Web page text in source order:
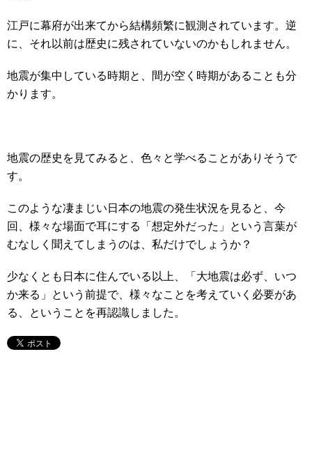
江戸に幕府が出来てから結構頻繁に観測されています。逆
に、それ以前は歴史に残されていないのかもしれません。
地震が集中している時期と、間が空く時期があることも分
かります。
地震の歴史を見てみると、色々と学べることがありそうで
す。
このような凄まじい日本の地震の発生状況を見ると、今
回、様々な場面で耳にする「想定外だった」という言葉が
むなしく聞えてしまうのは、私だけでしょうか？
少なくとも日本に住んでいる以上、「大地震は必ず、いつ
か来る」という前提で、様々なことを考えていく必要があ
る、ということを再認識しました。